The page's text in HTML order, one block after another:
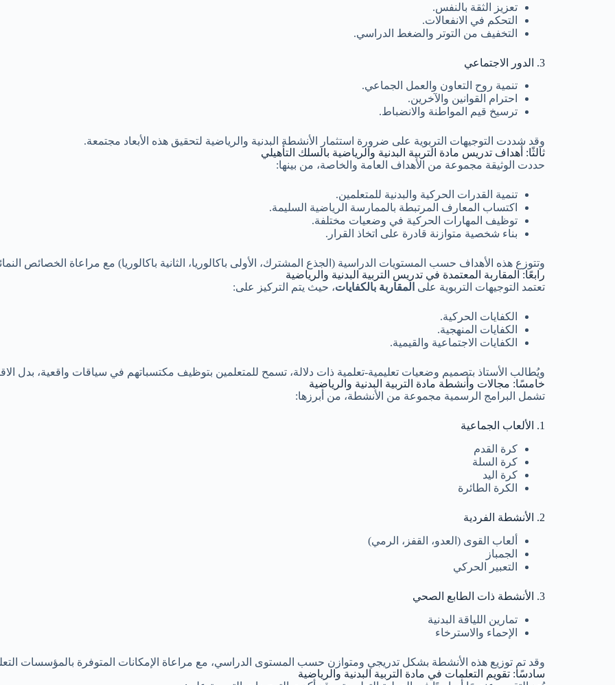
تعزيز الثقة بالنفس.
التحكم في الانفعالات.
التخفيف من التوتر والضغط الدراسي.
3. الدور الاجتماعي
تنمية روح التعاون والعمل الجماعي.
احترام القوانين والآخرين.
ترسيخ قيم المواطنة والانضباط.
وقد شددت التوجيهات التربوية على ضرورة استثمار الأنشطة البدنية والرياضية لتحقيق هذه الأبعاد مجتمعة.
ثالثًا: أهداف تدريس مادة التربية البدنية والرياضية بالسلك التأهيلي
حددت الوثيقة مجموعة من الأهداف العامة والخاصة، من بينها:
تنمية القدرات الحركية والبدنية للمتعلمين.
اكتساب المعارف المرتبطة بالممارسة الرياضية السليمة.
توظيف المهارات الحركية في وضعيات مختلفة.
بناء شخصية متوازنة قادرة على اتخاذ القرار.
وتتوزع هذه الأهداف حسب المستويات الدراسية (الجذع المشترك، الأولى باكالوريا، الثانية باكالوريا) مع مراعاة الخصائص
رابعًا: المقاربة المعتمدة في تدريس التربية البدنية والرياضية
تعتمد التوجيهات التربوية على المقاربة بالكفايات، حيث يتم التركيز على:
الكفايات الحركية.
الكفايات المنهجية.
الكفايات الاجتماعية والقيمية.
ويُطالب الأستاذ بتصميم وضعيات تعليمية-تعلمية ذات دلالة، تسمح للمتعلمين بتوظيف مكتسباتهم في سياقات واقعية، بدل
خامسًا: مجالات وأنشطة مادة التربية البدنية والرياضية
تشمل البرامج الرسمية مجموعة من الأنشطة، من أبرزها:
1. الألعاب الجماعية
كرة القدم
كرة السلة
كرة اليد
الكرة الطائرة
2. الأنشطة الفردية
ألعاب القوى (العدو، القفز، الرمي)
الجمباز
التعبير الحركي
3. الأنشطة ذات الطابع الصحي
تمارين اللياقة البدنية
الإحماء والاسترخاء
وقد تم توزيع هذه الأنشطة بشكل تدريجي ومتوازن حسب المستوى الدراسي، مع مراعاة الإمكانات المتوفرة بالمؤسسات
سادسًا: تقويم التعلمات في مادة التربية البدنية والرياضية